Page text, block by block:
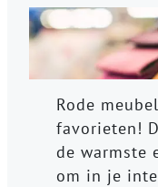
Rode
favorieten!
de warmste
om in je